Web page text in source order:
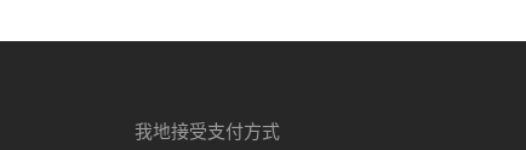
我地接受支付方式